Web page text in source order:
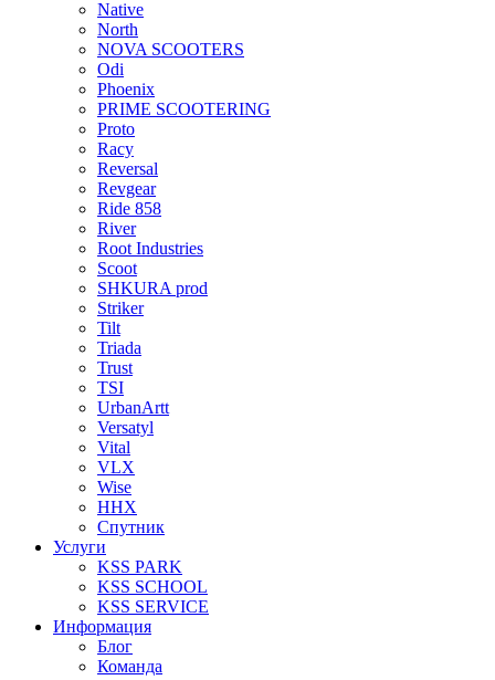
Native
North
NOVA SCOOTERS
Odi
Phoenix
PRIME SCOOTERING
Proto
Racy
Reversal
Revgear
Ride 858
River
Root Industries
Scoot
SHKURA рrоd
Striker
Tilt
Triada
Trust
TSI
UrbanArtt
Versatyl
Vital
VLX
Wise
ННХ
Спутник
Услуги
KSS PARK
KSS SCHOOL
KSS SERVICE
Информация
Блог
Команда